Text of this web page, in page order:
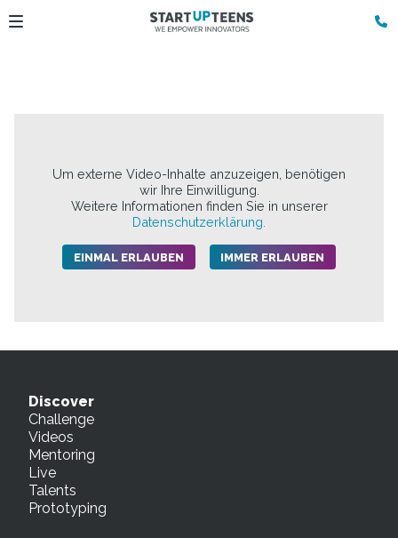
Um externe Video-Inhalte anzuzeigen, benötigen
wir Ihre Einwilligung.
Weitere Informationen finden Sie in unserer
Datenschutzerklärung.
EINMAL ERLAUBEN IMMER ERLAUBEN
Discover
Challenge
Videos
Mentoring
Live
Talents
Prototyping